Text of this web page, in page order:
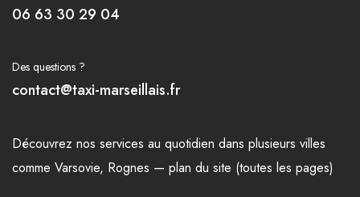
06 63 30 29 04
Des questions ?
contact@taxi-marseillais.fr
Découvrez nos services au quotidien dans plusieurs villes
comme Varsovie, Rognes — plan du site (toutes les pages)